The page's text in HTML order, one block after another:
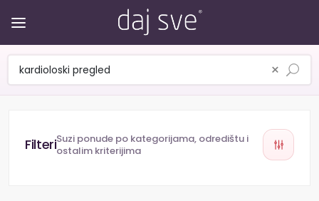
×
Suzi ponude po kategorijama, odredištu i
ostalim kriterijima